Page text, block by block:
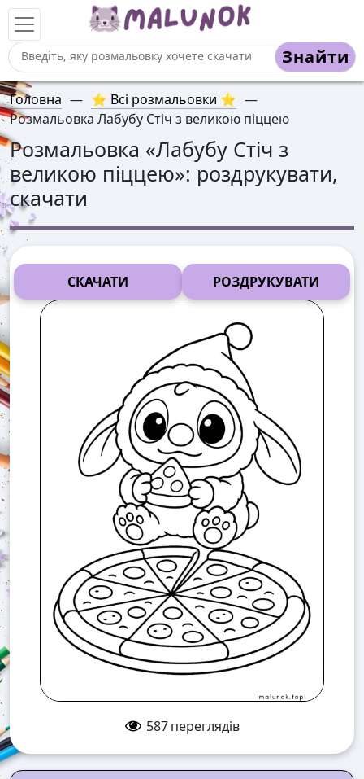
Знайти
Головна — ⭐ Всі розмальовки ⭐ —
Розмальовка Лабубу Стіч з великою піццею
Розмальовка «Лабубу Стіч з
великою піццею»: роздрукувати,
скачати
СКАЧАТИ РОЗДРУКУВАТИ
587 переглядів